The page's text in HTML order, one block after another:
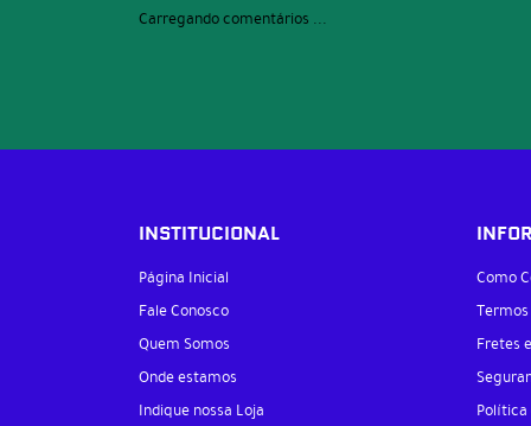
Carregando comentários ...
INSTITUCIONAL
Página Inicial
Fale Conosco
Quem Somos
Onde estamos
Indique nossa Loja
Como
Fretes
Política